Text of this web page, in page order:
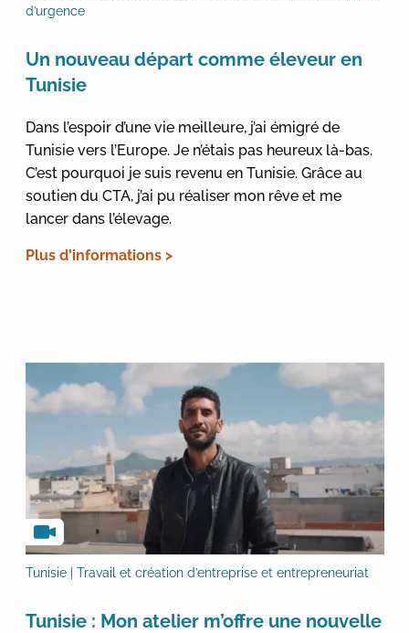
d’urgence
Un nouveau départ comme éleveur en
Tunisie
Dans l’espoir d’une vie meilleure, j’ai émigré de
Tunisie vers l’Europe. Je n’étais pas heureux là-bas.
C’est pourquoi je suis revenu en Tunisie. Grâce au
soutien du CTA, j’ai pu réaliser mon rêve et me
lancer dans l’élevage.
Plus d'informations >
Tunisie | Travail et création d’entreprise et entrepreneuriat
Tunisie : Mon atelier m’offre une nouvelle